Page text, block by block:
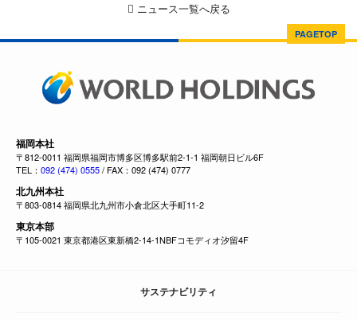
ニュース一覧へ戻る
PAGETOP
福岡本社
〒812-0011 福岡県福岡市博多区博多駅前2-1-1 福岡朝日ビル6F
TEL： 092 (474) 0555/ FAX：092 (474) 0777
北九州本社
〒803-0814 福岡県北九州市小倉北区大手町11-2
東京本部
〒105-0021 東京都港区東新橋2-14-1NBFコモディオ汐留4F
サステナビリティ